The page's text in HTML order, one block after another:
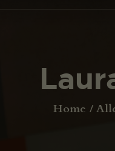
Home
OM